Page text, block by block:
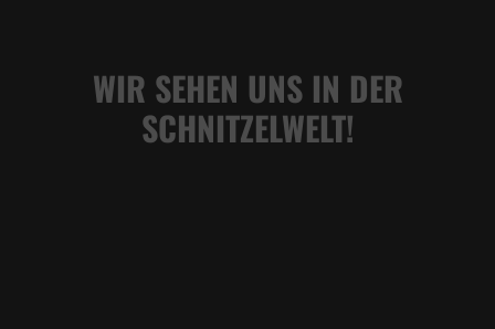
WIR SEHEN UNS IN DER
SCHNITZELWELT!